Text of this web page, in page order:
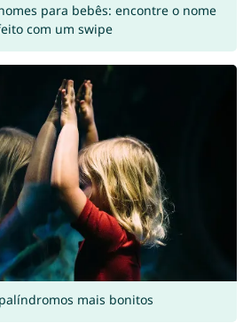
para bebês: encontre o nome
com um swipe
mais bonitos